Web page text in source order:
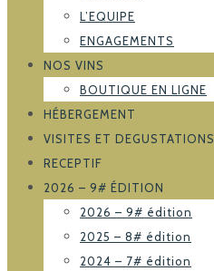
L’EQUIPE
ENGAGEMENTS
NOS VINS
BOUTIQUE EN LIGNE
HÉBERGEMENT
VISITES ET DEGUSTATIONS
RECEPTIF
2026 – 9# ÉDITION
2026 – 9# édition
2025 – 8# édition
2024 – 7# édition